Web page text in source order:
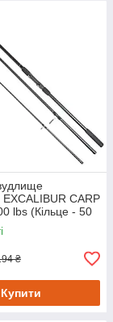
CARP
lbs (Кільце - 50
₴
Купити